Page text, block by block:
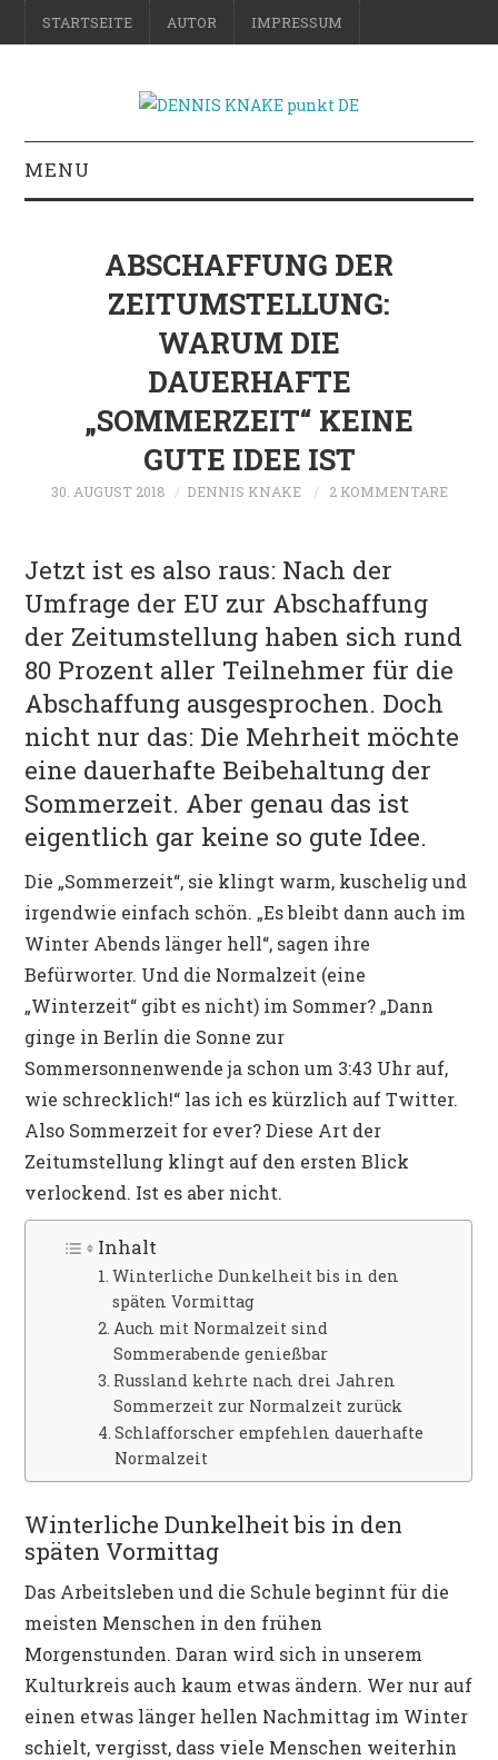
STARTSEITE AUTOR IMPRESSUM
MENU
DO-IT-YOURSELF
SCIENCE & FICTION
FOTOGRAFIE
ABSCHAFFUNG DER
ZEITUMSTELLUNG:
WARUM DIE
DAUERHAFTE
„SOMMERZEIT“ KEINE
GUTE IDEE IST
30. AUGUST 2018 DENNIS KNAKE 2 KOMMENTARE
Jetzt ist es also raus: Nach der
Umfrage der EU zur Abschaffung
der Zeitumstellung haben sich rund
80 Prozent aller Teilnehmer für die
Abschaffung ausgesprochen. Doch
nicht nur das: Die Mehrheit möchte
eine dauerhafte Beibehaltung der
Sommerzeit. Aber genau das ist
eigentlich gar keine so gute Idee.
Die „Sommerzeit“, sie klingt warm, kuschelig und
irgendwie einfach schön. „Es bleibt dann auch im
Winter Abends länger hell“, sagen ihre
Befürworter. Und die Normalzeit (eine
„Winterzeit“ gibt es nicht) im Sommer? „Dann
ginge in Berlin die Sonne zur
Sommersonnenwende ja schon um 3:43 Uhr auf,
wie schrecklich!“ las ich es kürzlich auf Twitter.
Also Sommerzeit for ever? Diese Art der
Zeitumstellung klingt auf den ersten Blick
verlockend. Ist es aber nicht.
Inhalt
Winterliche Dunkelheit bis in den
späten Vormittag
Auch mit Normalzeit sind
Sommerabende genießbar
Russland kehrte nach drei Jahren
Sommerzeit zur Normalzeit zurück
Schlafforscher empfehlen dauerhafte
Normalzeit
Winterliche Dunkelheit bis in den
späten Vormittag
Das Arbeitsleben und die Schule beginnt für die
meisten Menschen in den frühen
Morgenstunden. Daran wird sich in unserem
Kulturkreis auch kaum etwas ändern. Wer nur auf
einen etwas länger hellen Nachmittag im Winter
schielt, vergisst, dass viele Menschen weiterhin